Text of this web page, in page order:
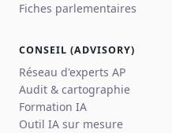
Fiches parlementaires
CONSEIL (ADVISORY)
Réseau d'experts AP
Audit & cartographie
Formation IA
Outil IA sur mesure